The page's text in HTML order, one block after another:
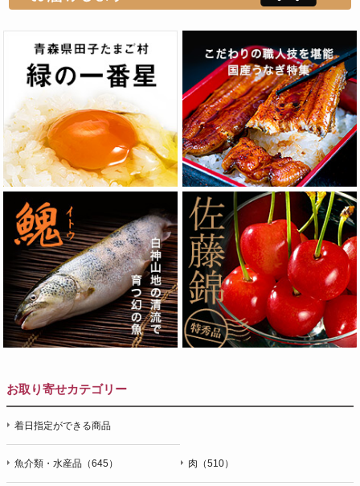
お取り寄せカテゴリー
着日指定ができる商品
魚介類・水産品（645） 肉（510）